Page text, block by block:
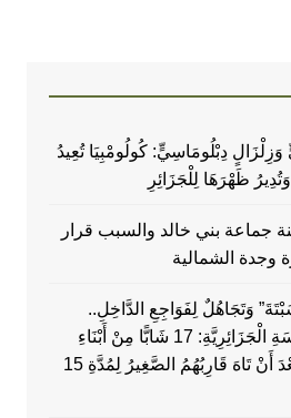
دِبْلُومَاسِيٍّ: كُولُومْبِيَا تُعِيدُ
ظَهْرَهَا لِلْجَزَائِرِ
بني خالد والسبب قرار
وجدة الشمالية
وَتَجَاهُلٌ لِفَوَاجِعِ الدَّاخِلِ..
الْمُفَارَقَةُ الْقَاتِلَةُ لِلسِّيَاسَةِ الْجَزَائِرِيَّةِ: 17 شَابًّا مِنْ أَبْنَاءِ
الْجَزَائِرِ ابْتَلَعَهُمُ الْبَحْرُ بَعْدَ أَنْ تَاهَ قَارِبُهُمُ الصَّغِيرُ لِمُدَّةِ 15